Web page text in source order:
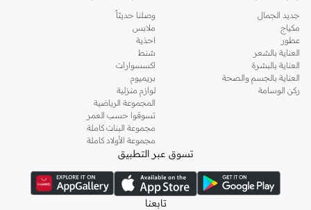
اطلعي على تشكيلة متكاملة من
والبلوزات والقمصان والتيشيرتات، من أفضل
الماركات مثل أويشو و
وريسوتألقي في عطلة نهاية الأسبوع وأثناء
ذهابك إلى العمل وفي السهرات والمناسبات المتنوعة.
اختاريفساتين
أنيقة بتصاميم عصرية تناسب ذوقك، بقصّات طويلة أو قصيرة،
وباستايلات كاجوال أو رسمية. لدينا خيارات متعددة من علامات رائدة مثل
! اختاري من مجموعتنا قطعًا أنثوية مثل
، أو اقتني العبوات الاقتصادية التي تحتوي على كافة القطع الأساسية.
مريحة، بما في ذلك قمصان النوم والبيجامات من علامات
نعومي
وغيرها.
استعدي لأجواء الصيف مع مجموعتنا من ملابس السباحة التي تضم كل ما تحتاجينه،
جديد الجمال
مكياج
عطور
العناية بالشعر
العناية بالبشرة
العناية بالجسم والصحة
ركن الوسامة
وصلنا حديثاً
ملابس
احذية
شنط
اكسسوارات
بريميوم
لوازم منزلية
المجموعة الرياضية
تسوقوا حسب العمر
مجموعة البنات كاملة
مجموعة الأولاد كاملة
تسوق عبر التطبيق
تابعنا